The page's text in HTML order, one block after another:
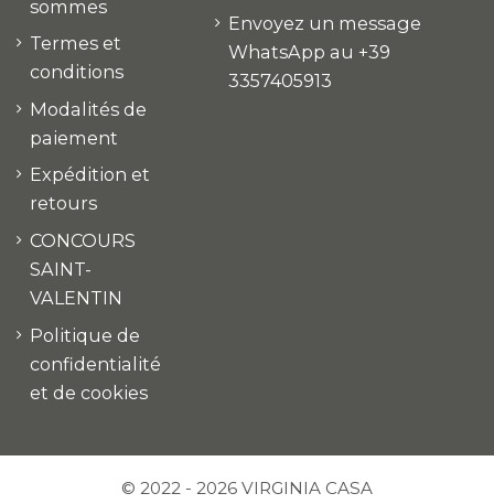
sommes
Termes et
conditions
Modalités de
paiement
Expédition et
retours
CONCOURS
SAINT-
VALENTIN
Politique de
confidentialité
et de cookies
Envoyez un message
WhatsApp au +39
3357405913
© 2022 - 2026 VIRGINIA CASA